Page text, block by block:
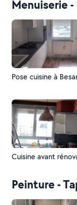
Menuiserie
Pose cuisine à
Cuisine avant
Peinture -